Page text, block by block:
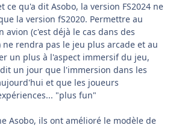
ce qu'a dit Asobo, la version FS2024 ne
la version fS2020. Permettre au
avion (c'est déjà le cas dans des
rendra pas le jeu plus arcade et au
un plus à l'aspect immersif du jeu,
dit un jour que l'immersion dans les
et que les joueurs
"plus fun"
Asobo, ils ont amélioré le modèle de